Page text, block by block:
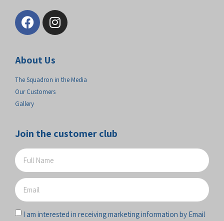
About Us
The Squadron in the Media
Our Customers
Gallery
Join the customer club
I am interested in receiving marketing information by Email